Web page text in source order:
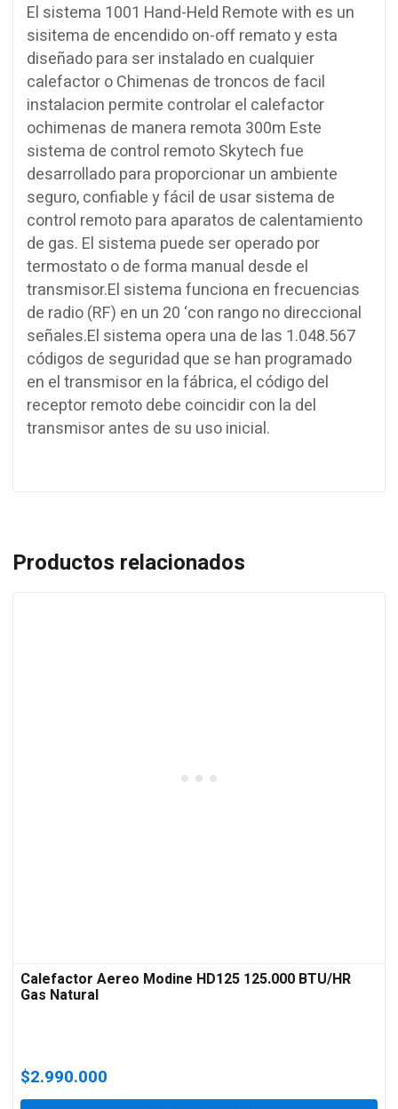
El sistema 1001 Hand-Held Remote with es un
sisitema de encendido on-off remato y esta
diseñado para ser instalado en cualquier
calefactor o Chimenas de troncos de facil
instalacion permite controlar el calefactor
ochimenas de manera remota 300m Este
sistema de control remoto Skytech fue
desarrollado para proporcionar un ambiente
seguro, confiable y fácil de usar sistema de
control remoto para aparatos de calentamiento
de gas. El sistema puede ser operado por
termostato o de forma manual desde el
transmisor.El sistema funciona en frecuencias
de radio (RF) en un 20 ‘con rango no direccional
señales.El sistema opera una de las 1.048.567
códigos de seguridad que se han programado
en el transmisor en la fábrica, el código del
receptor remoto debe coincidir con la del
transmisor antes de su uso inicial.
Productos relacionados
Calefactor Aereo Modine HD125 125.000 BTU/HR
Gas Natural
$2.990.000